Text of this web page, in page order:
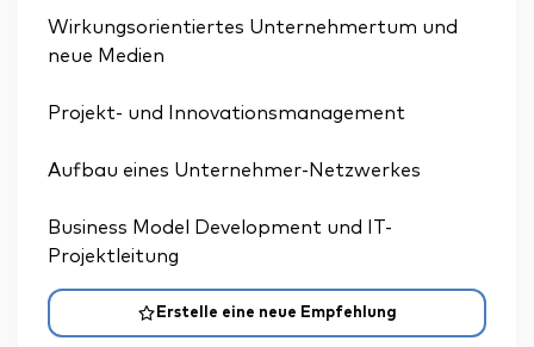
Erstelle eine neue Empfehlung
Wirkungsorientiertes Unternehmertum und
neue Medien
Projekt- und Innovationsmanagement
Aufbau eines Unternehmer-Netzwerkes
Business Model Development und IT-
Projektleitung